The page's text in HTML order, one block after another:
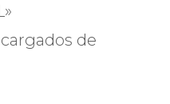
cargados de